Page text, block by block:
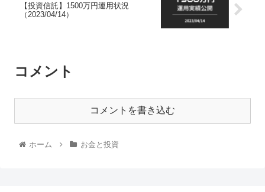
【投資信託】1500万円運用状況
（2023/04/14）
コメント
コメントを書き込む
ホーム お金と投資